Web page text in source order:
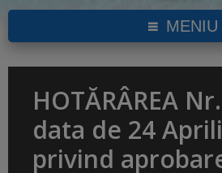
MENIU
HOTĂRÂREA
data de 24
privind